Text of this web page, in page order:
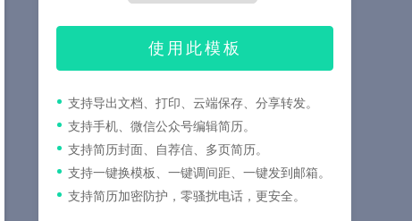
使用此模板
支持导出文档、打印、云端保存、分享转发。
支持手机、微信公众号编辑简历。
支持简历封面、自荐信、多页简历。
支持一键换模板、一键调间距、一键发到邮箱。
支持简历加密防护，零骚扰电话，更安全。